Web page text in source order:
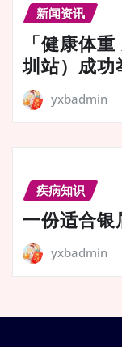
新闻资讯
「健康体
圳站）成功
yxbadmin
疾病知识
一份适合
yxbadmin